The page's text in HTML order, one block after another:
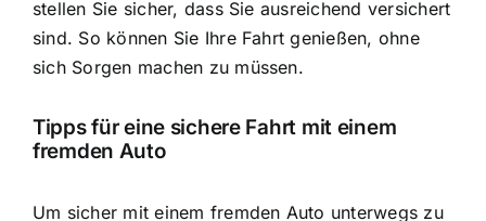
stellen Sie sicher, dass Sie ausreichend versichert
sind. So können Sie Ihre Fahrt genießen, ohne
sich Sorgen machen zu müssen.
Tipps für eine sichere Fahrt mit einem
fremden Auto
Um sicher mit einem fremden Auto unterwegs zu